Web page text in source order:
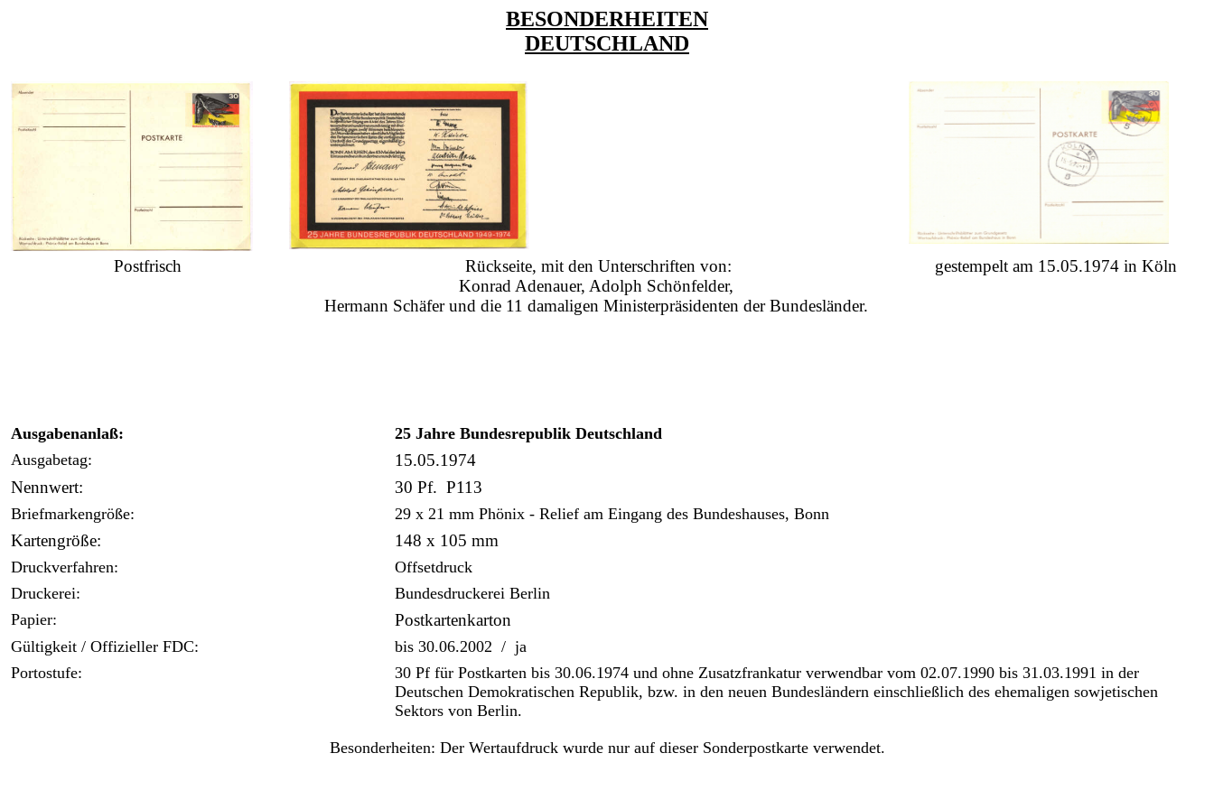
BESONDERHEITEN
DEUTSCHLAND
Postfrisch
Rückseite, mit den Unterschriften von:
Konrad Adenauer, Adolph Schönfelder,
Hermann Schäfer und die 11 damaligen Ministerpräsidenten der Bundesländer.
gestempelt am 15.05.1974 in Köln
Ausgabenanlaß:
25 Jahre Bundesrepublik Deutschland
Ausgabetag:
15.05.1974
Nennwert:
30 Pf. P113
Briefmarkengröße: 29 x 21 mm Phönix - Relief am Eingang des Bundeshauses, Bonn
Kartengröße: 148 x 105 mm
Druckverfahren:
Offsetdruck
Druckerei:
Bundesdruckerei Berlin
Papier:
Postkartenkarton
Gültigkeit / Offizieller FDC:
bis 30.06.2002 / ja
Portostufe:
30 Pf für Postkarten bis 30.06.1974 und ohne Zusatzfrankatur verwendbar vom 02.07.1990 bis 31.03.1991 in der
Deutschen Demokratischen Republik, bzw. in den neuen Bundesländern einschließlich des ehemaligen sowjetischen
Sektors von Berlin.
Besonderheiten: Der Wertaufdruck wurde nur auf dieser Sonderpostkarte verwendet.